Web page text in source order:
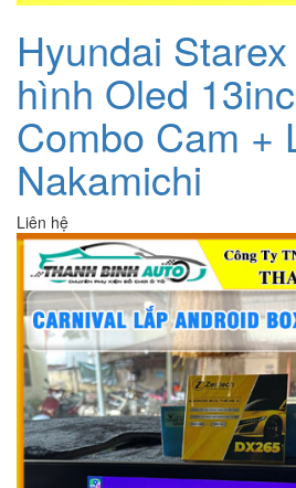
Hyundai
hình Oled
Combo Cam +
Nakamichi
Liên hệ